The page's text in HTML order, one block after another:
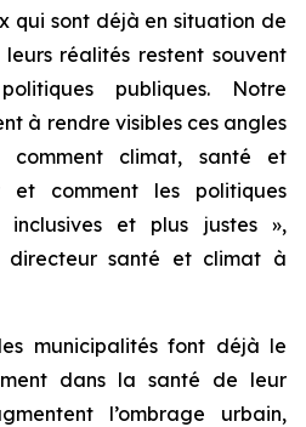
qui sont déjà en situation de
réalités restent souvent
publiques. Notre
à rendre visibles ces angles
comment climat, santé et
et comment les politiques
inclusives et plus justes »,
directeur santé et climat à
municipalités font déjà le
dans la santé de leur
l’ombrage urbain,